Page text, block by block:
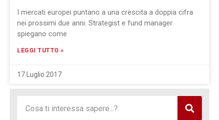
I mercati europei puntano a una crescita a doppia cifra
nei prossimi due anni. Strategist e fund manager
spiegano come
LEGGI TUTTO »
17 Luglio 2017